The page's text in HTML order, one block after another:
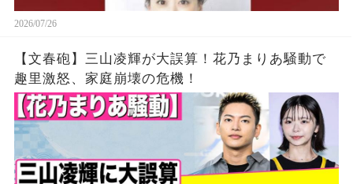
2026/07/26
【文春砲】三山凌輝が大誤算！花乃まりあ騒動で
趣里激怒、家庭崩壊の危機！